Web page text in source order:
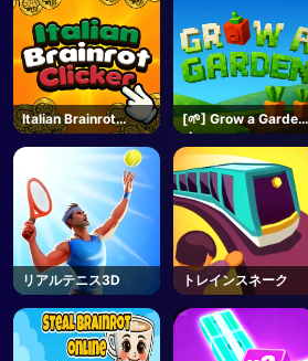
Italian Brainrot
Clicker 2
[🌱] Grow a Garden
🌶️ - Roblox
リアルテニス3D トレインスネーク